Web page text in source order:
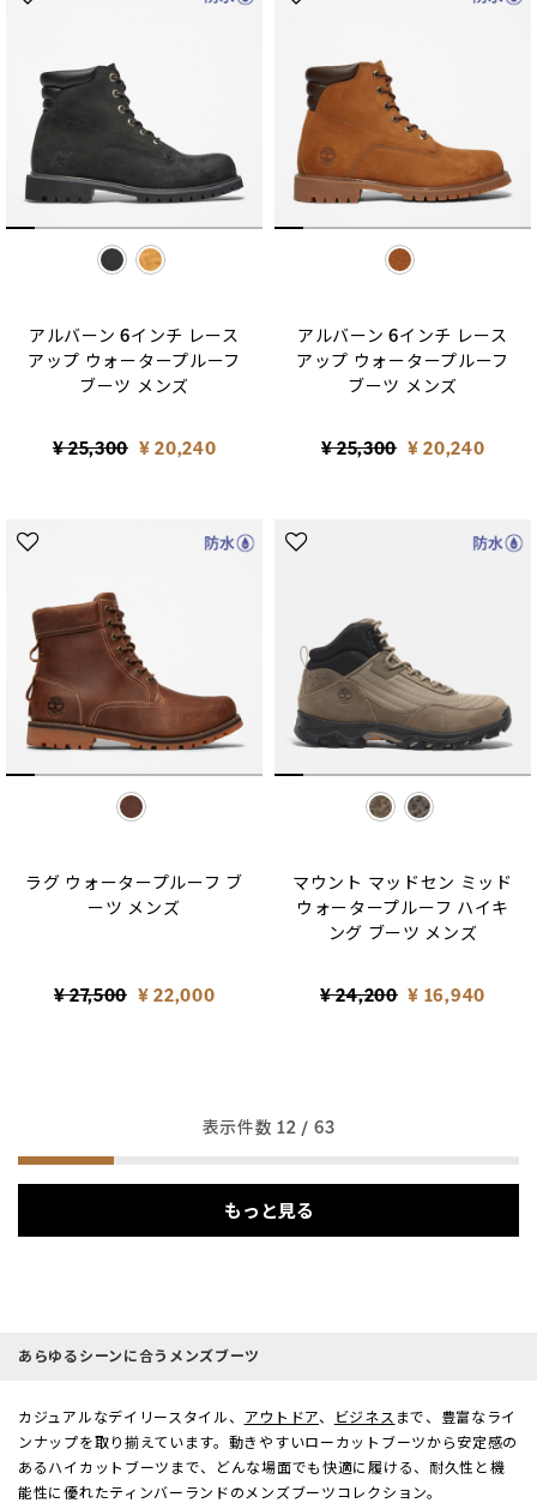
selected
アルバーン 6インチ レース
アップ ウォータープルーフ
ブーツ メンズ
Price reduced from
¥ 25,300to¥ 20,240
selected
アルバーン 6インチ レース
アップ ウォータープルーフ
ブーツ メンズ
Price reduced from
¥ 25,300to¥ 20,240
selected
ラグ ウォータープルーフ ブ
ーツ メンズ
Price reduced from
¥ 27,500to¥ 22,000
selected
マウント マッドセン ミッド
ウォータープルーフ ハイキ
ング ブーツ メンズ
Price reduced from
¥ 24,200to¥ 16,940
もっと見る
表示件数 12 / 63
あらゆるシーンに合うメンズブーツ
カジュアルなデイリースタイル、 アウトドア、 ビジネス まで、豊富なライ
ンナップを取り揃えています。動きやすいローカットブーツから安定感の
あるハイカットブーツまで、どんな場面でも快適に履ける、耐久性と機
能性に優れたティンバーランドのメンズブーツコレクション。